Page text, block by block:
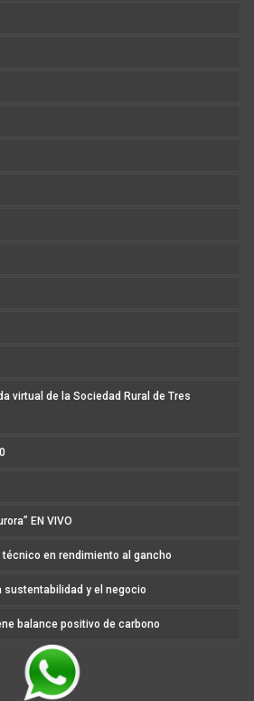
virtual de la Sociedad Rural de Tres
EN VIVO
en rendimiento al gancho
sustentabilidad y el negocio
balance positivo de carbono